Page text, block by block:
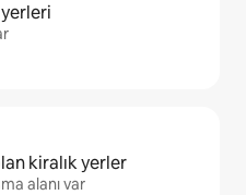
kiralık yerler
alanı var